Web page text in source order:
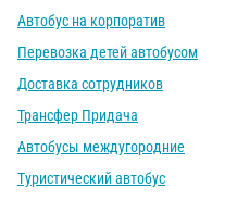
Автобус на корпоратив
Перевозка детей автобусом
Доставка сотрудников
Трансфер Придача
Автобусы междугородние
Туристический автобус